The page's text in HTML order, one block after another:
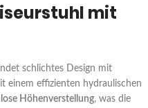
mit
schlichtes Design mit
einem effizienten hydraulischen
Höhenverstellung, was die